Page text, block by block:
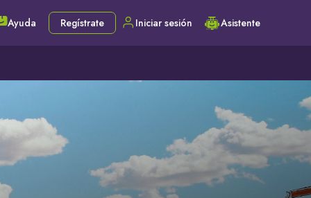
Ayuda Regístrate Iniciar sesión Asistente